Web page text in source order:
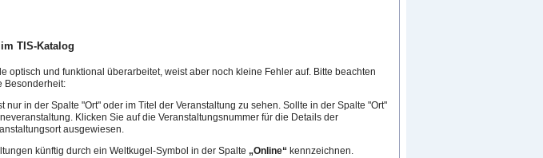
TIS-Katalog
optisch und funktional überarbeitet, weist aber noch kleine Fehler auf. Bitte beachten
Besonderheit:
nur in der Spalte "Ort" oder im Titel der Veranstaltung zu sehen. Sollte in der Spalte "Ort"
Klicken Sie auf die Veranstaltungsnummer für die Details der
ausgewiesen.
künftig durch ein Weltkugel-Symbol in der Spalte „Online“ kennzeichnen.